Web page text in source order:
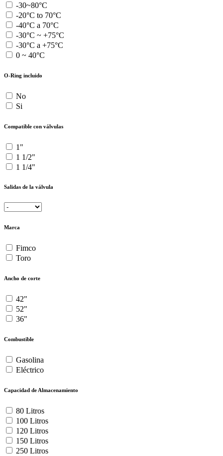
-30~80°C
-20°C to 70°C
-40°C a 70°C
-30°C ~ +75°C
-30°C a +75°C
0 ~ 40°C
O-Ring incluido
No
Si
Compatible con válvulas
1"
1 1/2"
1 1/4"
Salidas de la válvula
Marca
Fimco
Toro
Ancho de corte
42"
52"
36"
Combustible
Gasolina
Eléctrico
Capacidad de Almacenamiento
80 Litros
100 Litros
120 Litros
150 Litros
250 Litros